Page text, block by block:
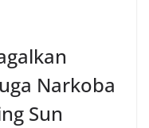
Narkoba
Sun